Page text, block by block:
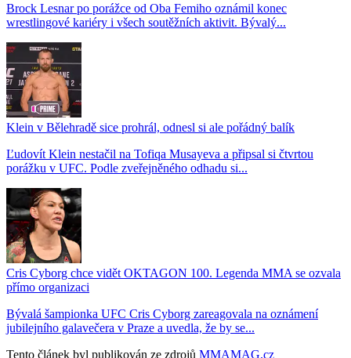
Brock Lesnar po porážce od Oba Femiho oznámil konec
wrestlingové kariéry i všech soutěžních aktivit. Bývalý...
Klein v Bělehradě sice prohrál, odnesl si ale pořádný balík
Ľudovít Klein nestačil na Tofiqa Musayeva a připsal si čtvrtou
porážku v UFC. Podle zveřejněného odhadu si...
Cris Cyborg chce vidět OKTAGON 100. Legenda MMA se ozvala
přímo organizaci
Bývalá šampionka UFC Cris Cyborg zareagovala na oznámení
jubilejního galavečera v Praze a uvedla, že by se...
Tento článek byl publikován ze zdrojů MMAMAG.cz